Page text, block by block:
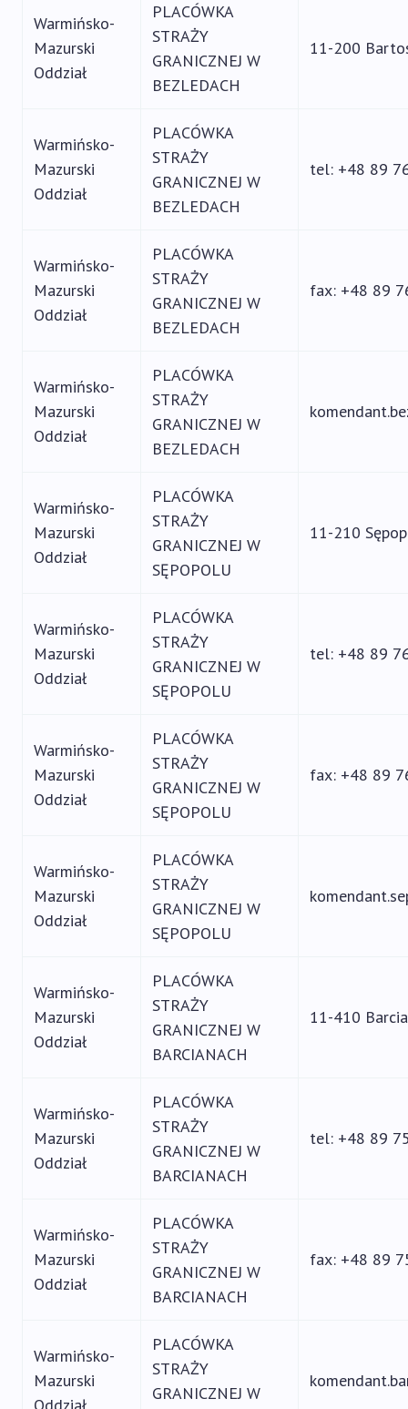
Warmińsko-
Mazurski
Oddział
PLACÓWKA
STRAŻY
GRANICZNEJ W
BEZLEDACH
11-200
Warmińsko-
Mazurski
Oddział
PLACÓWKA
STRAŻY
GRANICZNEJ W
BEZLEDACH
tel: +48 89
Warmińsko-
Mazurski
Oddział
PLACÓWKA
STRAŻY
GRANICZNEJ W
BEZLEDACH
fax: +48 89
Warmińsko-
Mazurski
Oddział
PLACÓWKA
STRAŻY
GRANICZNEJ W
BEZLEDACH
Warmińsko-
Mazurski
Oddział
PLACÓWKA
STRAŻY
GRANICZNEJ W
SĘPOPOLU
11-210
Warmińsko-
Mazurski
Oddział
PLACÓWKA
STRAŻY
GRANICZNEJ W
SĘPOPOLU
tel: +48 89
Warmińsko-
Mazurski
Oddział
PLACÓWKA
STRAŻY
GRANICZNEJ W
SĘPOPOLU
fax: +48 89
Warmińsko-
Mazurski
Oddział
PLACÓWKA
STRAŻY
GRANICZNEJ W
SĘPOPOLU
Warmińsko-
Mazurski
Oddział
PLACÓWKA
STRAŻY
GRANICZNEJ W
BARCIANACH
11-410
Warmińsko-
Mazurski
Oddział
PLACÓWKA
STRAŻY
GRANICZNEJ W
BARCIANACH
tel: +48 89
Warmińsko-
Mazurski
Oddział
PLACÓWKA
STRAŻY
GRANICZNEJ W
BARCIANACH
fax: +48 89
Warmińsko-
Mazurski
PLACÓWKA
STRAŻY
GRANICZNEJ W